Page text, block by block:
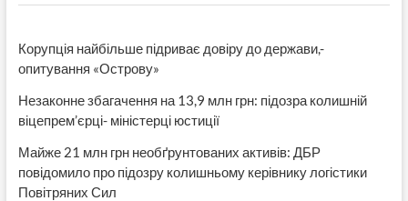
Корупція найбільше підриває довіру до держави,-
опитування «Острову»
Незаконне збагачення на 13,9 млн грн: підозра колишній
віцепрем’єрці- міністерці юстиції
Майже 21 млн грн необґрунтованих активів: ДБР
повідомило про підозру колишньому керівнику логістики
Повітряних Сил